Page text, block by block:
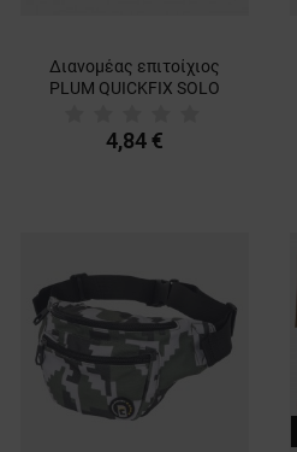
Διανομέας επιτοίχιος
PLUM QUICKFIX SOLO
4,84 €